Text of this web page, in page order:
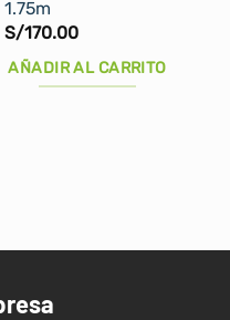
1.75m
S/170.00
AÑADIR AL CARRITO